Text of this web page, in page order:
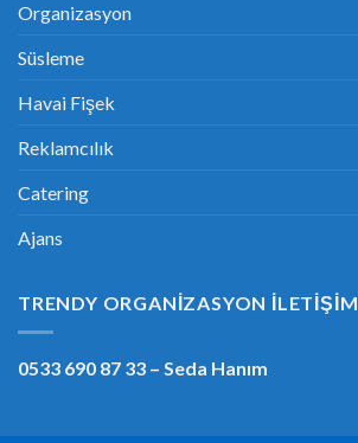
Organizasyon
Süsleme
Havai Fişek
Reklamcılık
Catering
Ajans
TRENDY ORGANIZASYON İLETIŞIM
0533 690 87 33 – Seda Hanım